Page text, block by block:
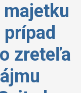
zreteľa